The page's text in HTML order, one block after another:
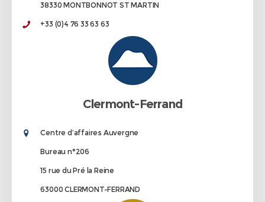
38330 MONTBONNOT ST MARTIN
+33 (0)4 76 33 63 63
Clermont-Ferrand
Centre d’affaires Auvergne
Bureau n°206
15 rue du Pré la Reine
63000 CLERMONT-FERRAND